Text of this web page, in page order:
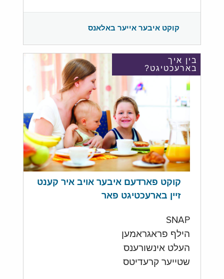
קוקט איבער אייער באלאנס
בין איך
בארעכטיגט?
קוקט פארדעם איבער אויב איר קענט
זיין בארעכטיגט פאר
SNAP
הילף פראגראמען
העלט אינשורענס
שטייער קרעדיטס